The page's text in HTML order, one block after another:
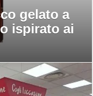
gelato a
ispirato ai